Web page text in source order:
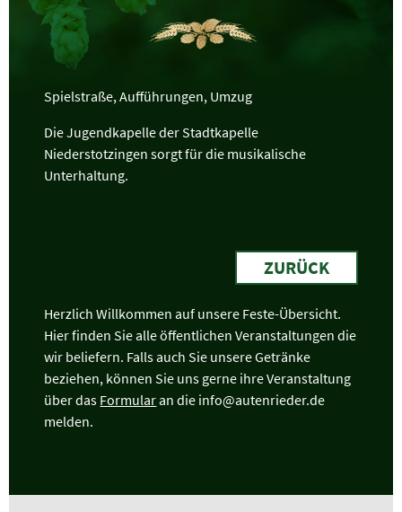
Spielstraße, Aufführungen, Umzug
Die Jugendkapelle der Stadtkapelle
Niederstotzingen sorgt für die musikalische
Unterhaltung.
ZURÜCK
Herzlich Willkommen auf unsere Feste-Übersicht.
Hier finden Sie alle öffentlichen Veranstaltungen die
wir beliefern. Falls auch Sie unsere Getränke
beziehen, können Sie uns gerne ihre Veranstaltung
über das Formularan die info@autenrieder.de
melden.